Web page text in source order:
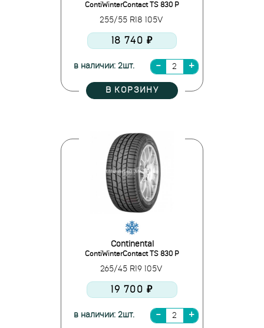
ContiWinterContact TS 830 P
255/55 R18 105V
18 740 ₽
в наличии: 2шт.
В КОРЗИНУ
Continental
ContiWinterContact TS 830 P
265/45 R19 105V
19 700 ₽
в наличии: 2шт.